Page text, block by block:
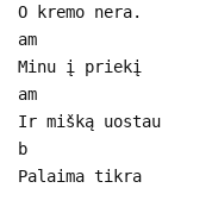
O kremo nera.
am
Minu į priekį
am
Ir mišką uostau
b
Palaima tikra